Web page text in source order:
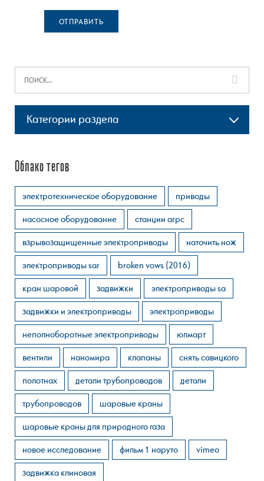
ОТПРАВИТЬ
Категории раздела
Облако тегов
электротехническое оборудование
приводы
насосное оборудование
станции агрс
взрывозащищенные электроприводы
наточить нож
электроприводы sar
broken vows (2016)
кран шаровой
задвижки
электроприводы sa
задвижки и электроприводы
электроприводы
неполноборотные электроприводы
юлмарт
вентили
наномира клапаны
снять савицкого
полотнах
детали трубопроводов
детали
трубопроводов
шаровые краны
шаровые краны для природного газа
новое исследование
фильм 1 наруто
vimeo
задвижка клиновая